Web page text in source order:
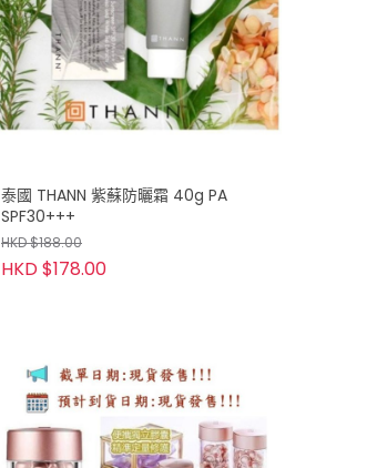
泰國 THANN 紫蘇防曬霜 40g PA
SPF30+++
HKD $188.00
HKD $178.00